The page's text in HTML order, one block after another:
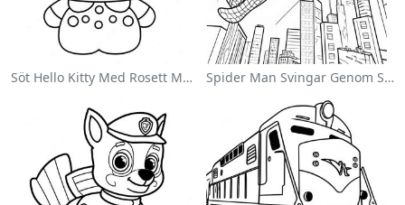
Söt Hello Kitty Med Rosett Målarbild Spider Man Svingar Genom Staden Målarbild